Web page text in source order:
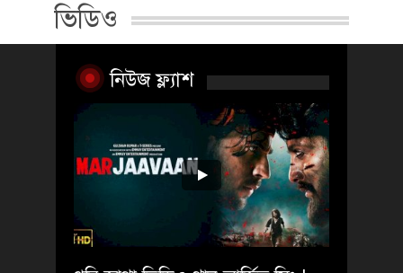
ভিডিও
নিউজ ফ্ল্যাশ